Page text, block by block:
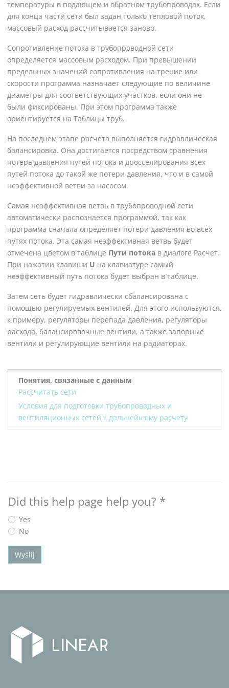
температуры в подающем и обратном трубопроводах. Если
для конца части сети был задан только тепловой поток,
массовый расход рассчитывается заново.
Сопротивление потока в трубопроводной сети
определяется массовым расходом. При превышении
предельных значений сопротивления на трение или
скорости программа назначает следующие по величине
диаметры для соответствующих участков, если они не
были фиксированы. При этом программа также
ориентируется на Таблицы труб.
На последнем этапе расчета выполняется гидравлическая
балансировка. Она достигается посредством сравнения
потерь давления путей потока и дросселирования всех
путей потока до такой же потери давления, что и в самой
неэффективной ветви за насосом.
Самая неэффективная ветвь в трубопроводной сети
автоматически распознается программой, так как
программа сначала определяет потери давления во всех
путях потока. Эта самая неэффективная ветвь будет
отмечена цветом в таблице Пути потока в диалоге Расчет.
При нажатии клавиши U на клавиатуре самый
неэффективный путь потока будет выбран в таблице.
Затем сеть будет гидравлически сбалансирована с
помощью регулируемых вентилей. Для этого используются,
к примеру, регуляторы перепада давления, регуляторы
расхода, балансировочные вентили, а также запорные
вентили и регулирующие вентили на радиаторах.
Понятия, связанные с данным
Рассчитать сети
Условия для подготовки трубопроводных и
вентиляционных сетей к дальнейшему расчету
Did this help page help you? *
Yes
No
Wyślij